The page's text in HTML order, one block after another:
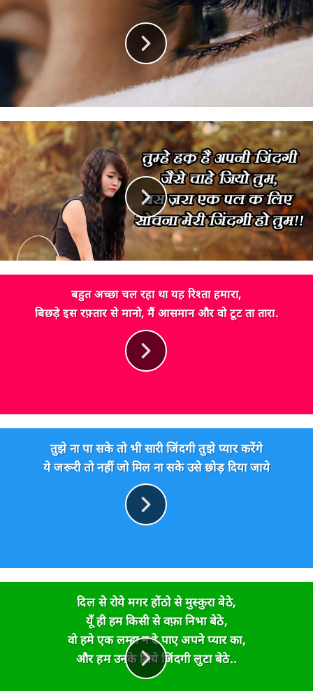
बहुत अच्छा चल रहा था यह रिश्ता हमारा,
बिछड़े इस रफ़्तार से मानो, मैं आसमान और वो टूट ता तारा.
तुझे ना पा सके तो भी सारी जिंदगी तुझे प्यार करेंगे
ये जरूरी तो नहीं जो मिल ना सके उसे छोड़ दिया जाये
दिल से रोये मगर होंठो से मुस्कुरा बेठे,
यूँ ही हम किसी से वफ़ा निभा बेठे,
वो हमे एक लम्हा न दे पाए अपने प्यार का,
और हम उनके लिये जिंदगी लुटा बेठे..